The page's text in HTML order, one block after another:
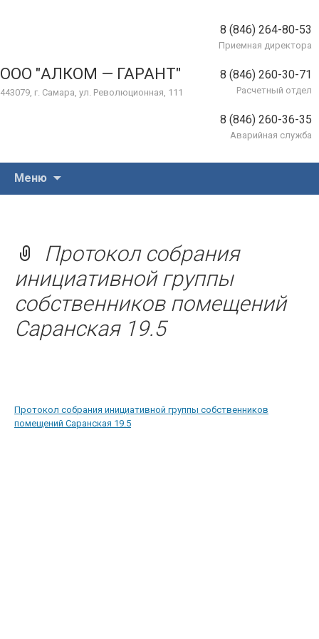
ООО "АЛКОМ — ГАРАНТ"
443079, г. Самара, ул. Революционная, 111
8 (846) 264-80-53
Приемная директора
8 (846) 260-30-71
Расчетный отдел
8 (846) 260-36-35
Аварийная служба
Меню
Протокол собрания
инициативной группы
собственников помещений
Саранская 19.5
Протокол собрания инициативной группы собственников
помещений Саранская 19.5